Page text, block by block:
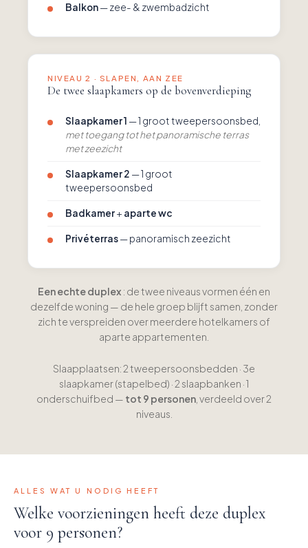
Balkon— zee- & zwembadzicht
NIVEAU 2 · SLAPEN, AAN ZEE
De twee slaapkamers op de bovenverdieping
Slaapkamer 1 — 1 groot tweepersoonsbed,
met toegang tot het panoramische terras
met zeezicht
Slaapkamer 2 — 1 groot
tweepersoonsbed
Badkamer+ aparte wc
Privéterras— panoramisch zeezicht
Een echte duplex : de twee niveaus vormen één en
dezelfde woning — de hele groep blijft samen, zonder
zich te verspreiden over meerdere hotelkamers of
aparte appartementen.
Slaapplaatsen: 2 tweepersoonsbedden · 3e
slaapkamer (stapelbed) · 2 slaapbanken · 1
onderschuifbed — tot 9 personen , verdeeld over 2
niveaus.
ALLES WAT U NODIG HEEFT
Welke voorzieningen heeft deze duplex
voor 9 personen?